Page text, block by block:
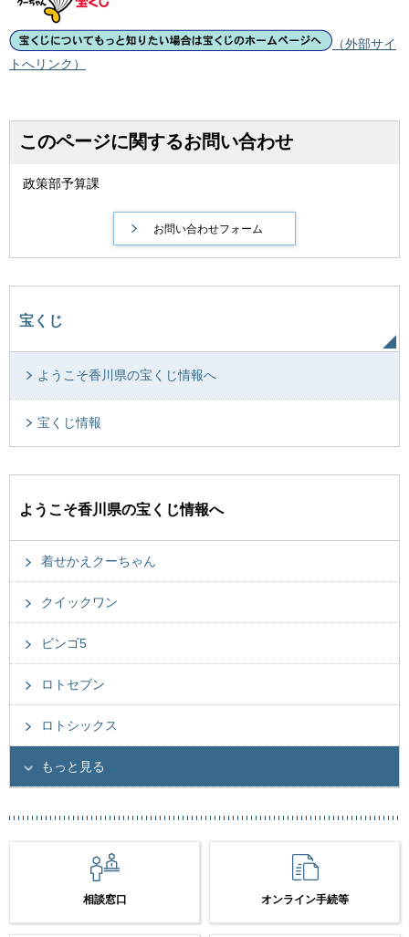
（外部サイ
トへリンク）
このページに関するお問い合わせ
政策部予算課
宝くじ
ようこそ香川県の宝くじ情報へ
宝くじ情報
ようこそ香川県の宝くじ情報へ
着せかえクーちゃん
クイックワン
ビンゴ5
ロトセブン
ロトシックス
もっと見る
相談窓口 オンライン手続等